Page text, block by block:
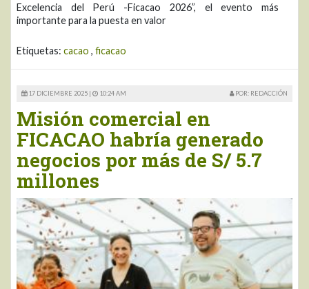
Excelencia del Perú -Ficacao 2026”, el evento más
importante para la puesta en valor
Etiquetas: cacao , ficacao
17 DICIEMBRE 2025 | 10:24 AM POR: REDACCIÓN
Misión comercial en
FICACAO habría generado
negocios por más de S/ 5.7
millones